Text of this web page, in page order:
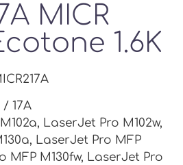
MICR
1.6K
/ 17A
LaserJet Pro M102w,
LaserJet Pro MFP
MFP M130fw, LaserJet Pro